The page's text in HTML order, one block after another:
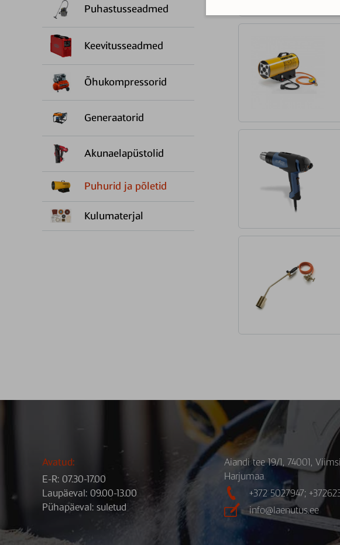
Puhastusseadmed
Keevitusseadmed
Õhukompressorid
Generaatorid
Akunaelapüstolid
Puhurid ja põletid
Kulumaterjal
Avatud:
E-R: 07.30-17.00
Laupäeval: 09.00-13.00
Pühapäeval: suletud
Aiandi tee 19/1, 74001,
Harjumaa

+372 5027947;

info@laenutus.ee